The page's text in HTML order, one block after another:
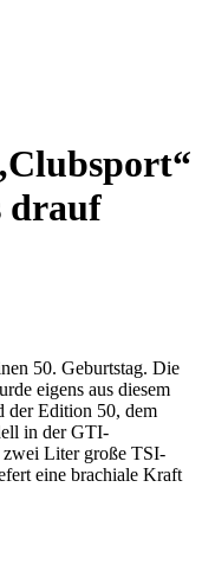
drauf
50. Geburtstag. Die
eigens aus diesem
der Edition 50, dem
in der GTI-
zwei Liter große TSI-
eine brachiale Kraft